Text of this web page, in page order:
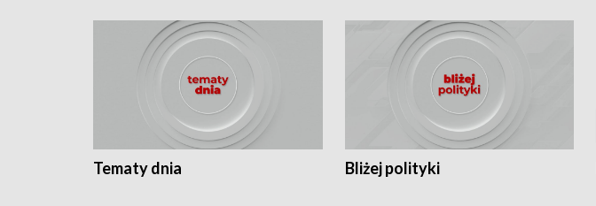
Tematy dnia Bliżej polityki